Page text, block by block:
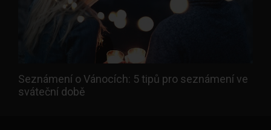
Seznámení o Vánocích: 5 tipů pro seznámení ve
sváteční době